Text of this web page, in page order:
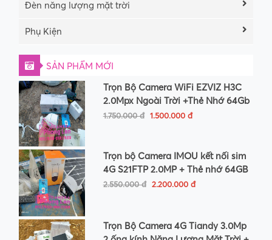
Đèn năng lượng mặt trời
Phụ Kiện
SẢN PHẨM MỚI
Trọn Bộ Camera WiFi EZVIZ H3C
2.0Mpx Ngoài Trời +Thẻ Nhớ 64Gb
1.750.000 đ 1.500.000 đ
Trọn bộ Camera IMOU kết nối sim
4G S21FTP 2.0MP + Thẻ nhớ 64GB
2.550.000 đ 2.200.000 đ
Trọn Bộ Camera 4G Tiandy 3.0Mp